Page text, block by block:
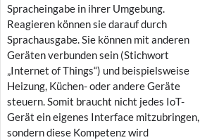
Spracheingabe in ihrer Umgebung.
Reagieren können sie darauf durch
Sprachausgabe. Sie können mit anderen
Geräten verbunden sein (Stichwort
„Internet of Things“) und beispielsweise
Heizung, Küchen- oder andere Geräte
steuern. Somit braucht nicht jedes IoT-
Gerät ein eigenes Interface mitzubringen,
sondern diese Kompetenz wird